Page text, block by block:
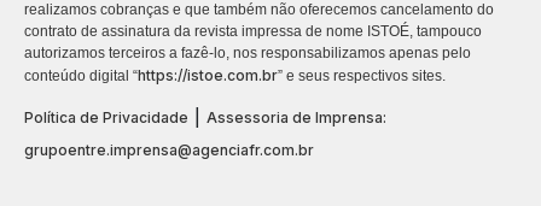
realizamos cobranças e que também não oferecemos cancelamento do
contrato de assinatura da revista impressa de nome ISTOÉ, tampouco
autorizamos terceiros a fazê-lo, nos responsabilizamos apenas pelo
conteúdo digital “https://istoe.com.br” e seus respectivos sites.
Política de Privacidade
Assessoria de Imprensa:
grupoentre.imprensa@agenciafr.com.br